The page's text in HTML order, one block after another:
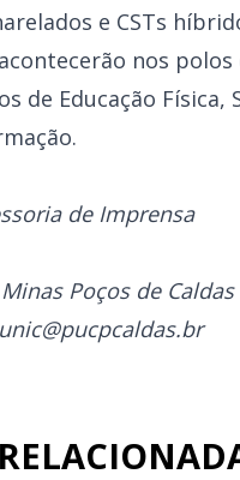
e CSTs
nos
de Educação
de Imprensa
Minas Poços de Caldas